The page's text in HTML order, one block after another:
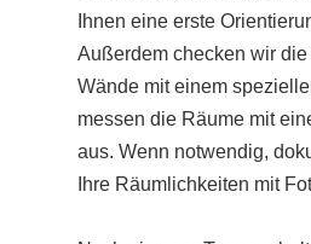
Ihnen eine erste
Außerdem checken wir
Wände mit einem
messen die Räume mit
aus. Wenn notwendig,
Ihre Räumlichkeiten mit